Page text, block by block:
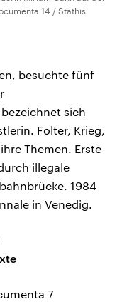
14 / Stathis
besuchte fünf
sich
Folter, Krieg,
Themen. Erste
illegale
1984
in Venedig.
7